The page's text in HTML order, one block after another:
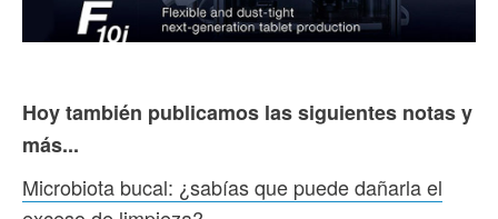
Hoy también publicamos las siguientes notas y
más...
Microbiota bucal: ¿sabías que puede dañarla el